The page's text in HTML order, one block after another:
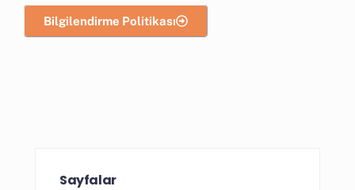
Bilgilendirme Politikası
Sayfalar